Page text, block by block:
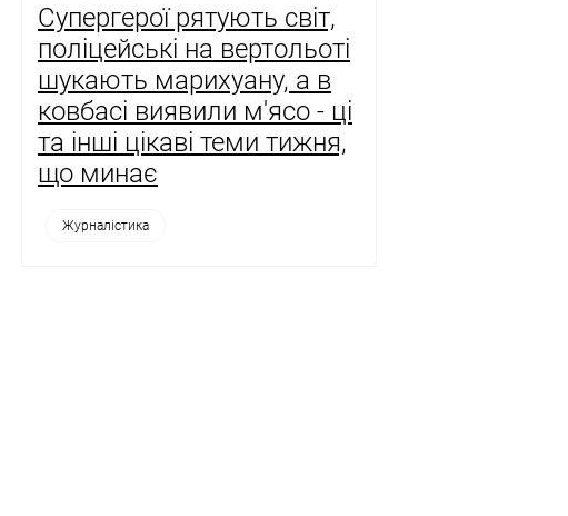
Супергерої рятують світ,
поліцейські на вертольоті
шукають марихуану, а в
ковбасі виявили м'ясо - ці
та інші цікаві теми тижня,
що минає
Журналістика